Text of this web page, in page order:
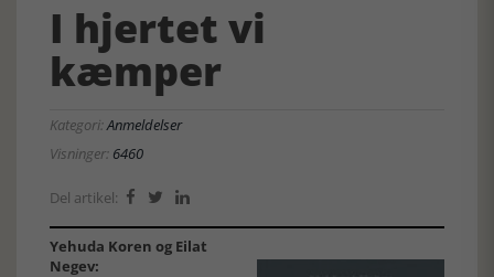
I hjertet vi
kæmper
Kategori:Anmeldelser
Visninger: 6460
Del artikel:   
Yehuda Koren og Eilat
Negev: